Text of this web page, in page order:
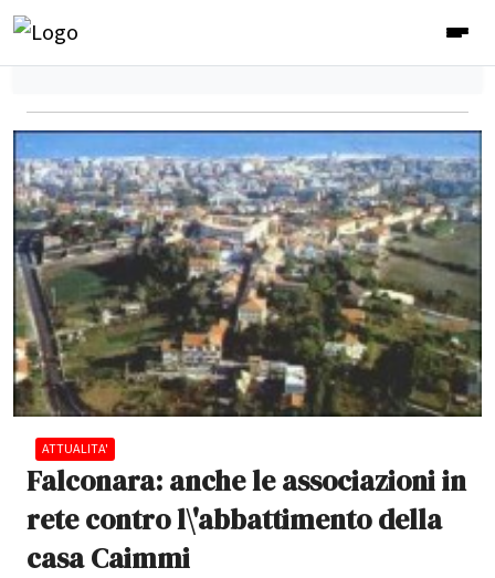
ATTUALITA'
Falconara: anche le associazioni in
rete contro l\'abbattimento della
casa Caimmi